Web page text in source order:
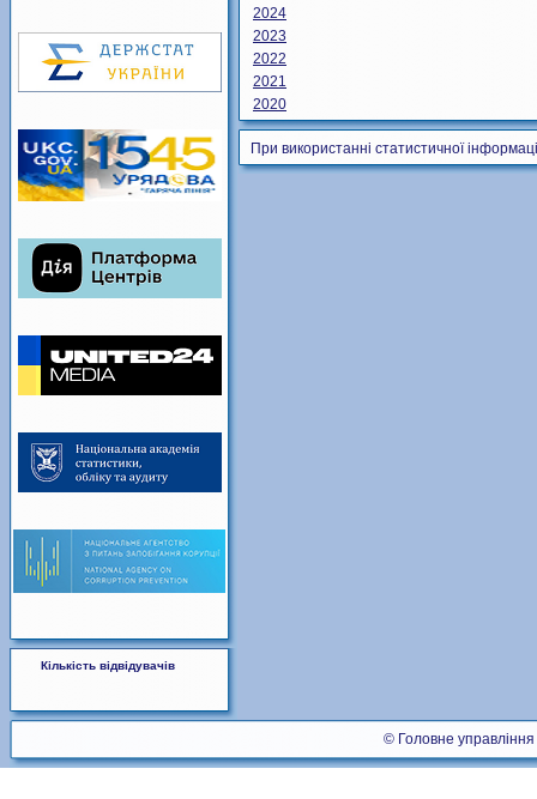
Кількість відвідувачів
2024
2023
2022
2021
2020
При використанні статистичної
© Головне управління